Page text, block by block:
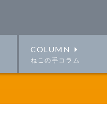
COLUMN
ねこの手コラム